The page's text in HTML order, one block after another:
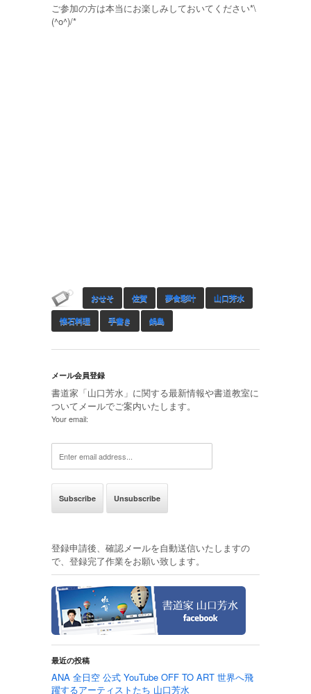
ご参加の方は本当にお楽しみしておいてください*\
(^o^)/*
おせそ 佐賀 夢食彩叶 山口芳水
懐石料理 手書き 鍋島
メール会員登録
書道家「山口芳水」に関する最新情報や書道教室に
ついてメールでご案内いたします。
Your email:
登録申請後、確認メールを自動送信いたしますの
で、登録完了作業をお願い致します。
最近の投稿
ANA 全日空 公式 YouTube OFF TO ART 世界へ飛
躍するアーティストたち 山口芳水